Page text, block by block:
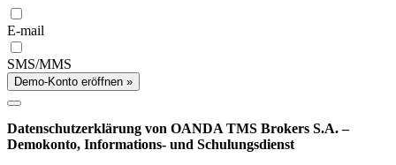
E-mail
SMS/MMS
Demo-Konto eröffnen »
Datenschutzerklärung von OANDA TMS Brokers S.A. –
Demokonto, Informations- und Schulungsdienst